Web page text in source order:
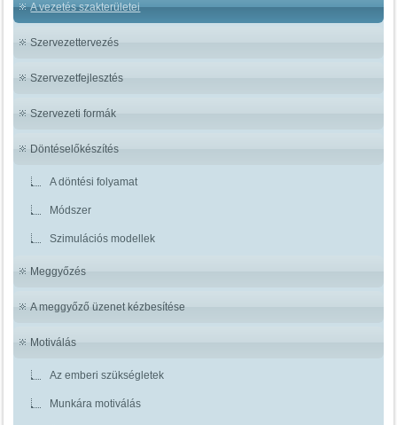
A vezetés szakterületei
Szervezettervezés
Szervezetfejlesztés
Szervezeti formák
Döntéselőkészítés
A döntési folyamat
Módszer
Szimulációs modellek
Meggyőzés
A meggyőző üzenet kézbesítése
Motiválás
Az emberi szükségletek
Munkára motiválás